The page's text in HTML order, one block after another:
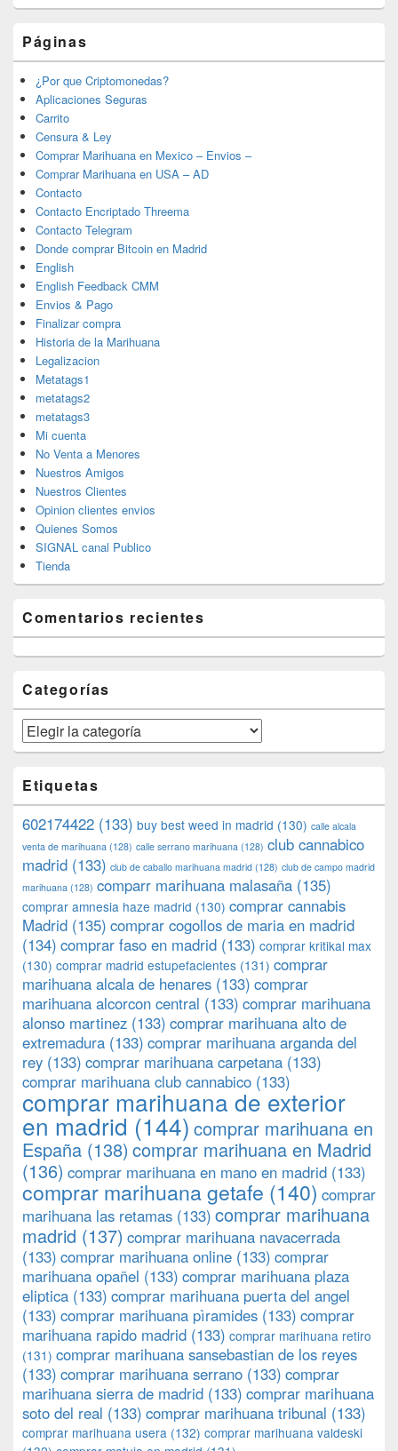
Páginas
¿Por que Criptomonedas?
Aplicaciones Seguras
Carrito
Censura & Ley
Comprar Marihuana en Mexico – Envios –
Comprar Marihuana en USA – AD
Contacto
Contacto Encriptado Threema
Contacto Telegram
Donde comprar Bitcoin en Madrid
English
English Feedback CMM
Envios & Pago
Finalizar compra
Historia de la Marihuana
Legalizacion
Metatags1
metatags2
metatags3
Mi cuenta
No Venta a Menores
Nuestros Amigos
Nuestros Clientes
Opinion clientes envios
Quienes Somos
SIGNAL canal Publico
Tienda
Comentarios recientes
Categorías
Categorías
Etiquetas
602174422 (133) buy best weed in madrid (130) calle alcala
venta de marihuana (128) calle serrano marihuana (128) club cannabico
madrid (133) club de caballo marihuana madrid (128) club de campo madrid
marihuana (128) comparr marihuana malasaña (135)
comprar amnesia haze madrid (130) comprar cannabis
Madrid (135) comprar cogollos de maria en madrid
(134) comprar faso en madrid (133) comprar kritikal max
(130) comprar madrid estupefacientes (131) comprar
marihuana alcala de henares (133) comprar
marihuana alcorcon central (133) comprar marihuana
alonso martinez (133) comprar marihuana alto de
extremadura (133) comprar marihuana arganda del
rey (133) comprar marihuana carpetana (133)
comprar marihuana club cannabico (133)
comprar marihuana de exterior
en madrid (144) comprar marihuana en
España (138) comprar marihuana en Madrid
(136) comprar marihuana en mano en madrid (133)
comprar marihuana getafe (140) comprar
marihuana las retamas (133) comprar marihuana
madrid (137) comprar marihuana navacerrada
(133) comprar marihuana online (133) comprar
marihuana opañel (133) comprar marihuana plaza
eliptica (133) comprar marihuana puerta del angel
(133) comprar marihuana pìramides (133) comprar
marihuana rapido madrid (133) comprar marihuana retiro
(131) comprar marihuana sansebastian de los reyes
(133) comprar marihuana serrano (133) comprar
marihuana sierra de madrid (133) comprar marihuana
soto del real (133) comprar marihuana tribunal (133)
comprar marihuana usera (132) comprar marihuana valdeski